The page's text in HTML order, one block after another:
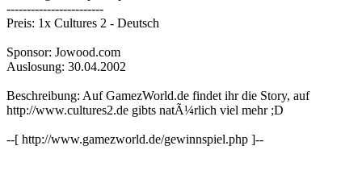
------------------------
Preis: 1x Cultures 2 - Deutsch
Sponsor: Jowood.com
Auslosung: 30.04.2002
Beschreibung: Auf GamezWorld.de findet ihr die Story, auf
http://www.cultures2.de gibts natÃ¼rlich viel mehr ;D
--[ http://www.gamezworld.de/gewinnspiel.php ]--